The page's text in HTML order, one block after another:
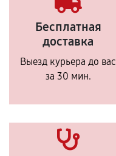
Бесплатная
доставка
Выезд курьера до вас
за 30 мин.